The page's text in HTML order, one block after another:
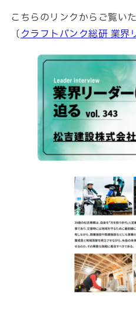
matsuyoshi.official
松吉建設株式会社
matsuyoshi_kensetsu
つむぎの家
matsuyoshi_kensetsu
matsuyoshikensetsu
松吉建設株式会社
こちらのリンクからご覧い
〔クラフトバンク総研 業界